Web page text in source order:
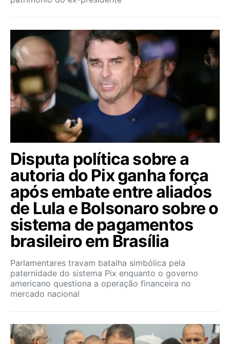
Disputa política sobre a
autoria do Pix ganha força
após embate entre aliados
de Lula e Bolsonaro sobre o
sistema de pagamentos
brasileiro em Brasília
Parlamentares travam batalha simbólica pela
paternidade do sistema Pix enquanto o governo
americano questiona a operação financeira no
mercado nacional